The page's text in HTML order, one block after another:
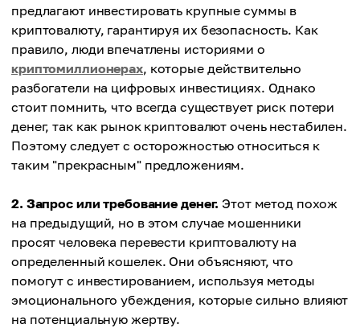
предлагают инвестировать крупные суммы в
криптовалюту, гарантируя их безопасность. Как
правило, люди впечатлены историями о
криптомиллионерах, которые действительно
разбогатели на цифровых инвестициях. Однако
стоит помнить, что всегда существует риск потери
денег, так как рынок криптовалют очень нестабилен.
Поэтому следует с осторожностью относиться к
таким "прекрасным" предложениям.
2. Запрос или требование денег. Этот метод похож
на предыдущий, но в этом случае мошенники
просят человека перевести криптовалюту на
определенный кошелек. Они объясняют, что
помогут с инвестированием, используя методы
эмоционального убеждения, которые сильно влияют
на потенциальную жертву.